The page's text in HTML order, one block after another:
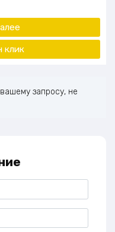
клик
запросу, не